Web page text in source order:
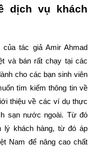
dịch vụ khách
tác giả Amir Ahmad
và bán rất chạy tại các
cho các bạn sinh viên
tìm kiếm thông tin về
thiệu về các ví dụ thực
sạn nước ngoài. Từ đó
lý khách hàng, từ đó áp
Nam để nâng cao chất